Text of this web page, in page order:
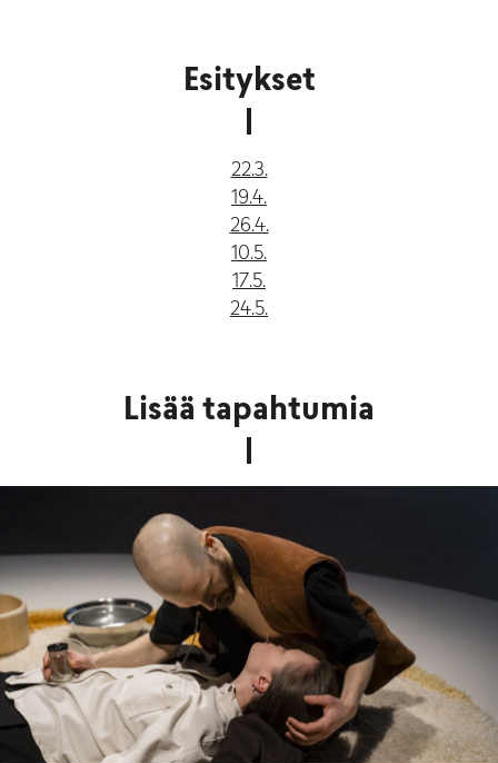
Esitykset
22.3.
19.4.
26.4.
10.5.
17.5.
24.5.
Lisää tapahtumia